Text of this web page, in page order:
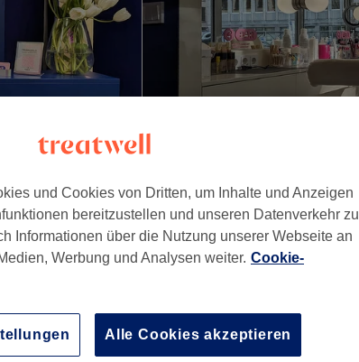
Gärtnerweg 2, Frankfurt am Main, 60322
Blow dry (Föhnen mit Bürste)
und Cookies von Dritten, um Inhalte und Anzeigen
bereitzustellen und unseren Datenverkehr zu
Informationen über die Nutzung unserer Webseite an
Werbung und Analysen weiter. Cookie-
Alle Cookies akzeptieren